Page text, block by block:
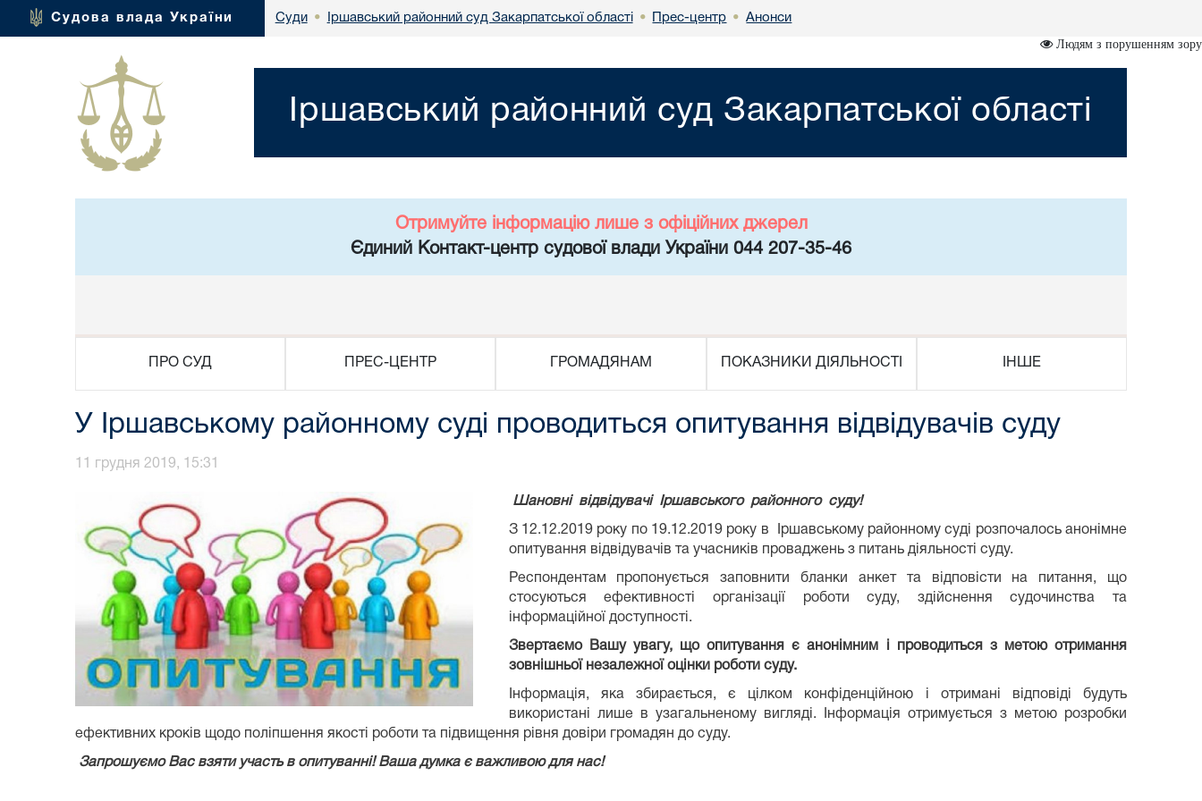
Судова влада України Суди • Іршавський районний суд Закарпатської області • Прес-центр • Анонси
Людям з порушенням зору
Іршавський районний суд Закарпатської області
Отримуйте інформацію лише з офіційних джерел
Єдиний Контакт-центр судової влади України 044 207-35-46
ПРО СУД ПРЕС-ЦЕНТР ГРОМАДЯНАМ ПОКАЗНИКИ ДІЯЛЬНОСТІ ІНШЕ
У Іршавському районному суді проводиться опитування відвідувачів суду
11 грудня 2019, 15:31
Шановні відвідувачі Іршавського районного суду!
З 12.12.2019 року по 19.12.2019 року в Іршавському районному суді розпочалось анонімне
опитування відвідувачів та учасників проваджень з питань діяльності суду.
Респондентам пропонується заповнити бланки анкет та відповісти на питання, що
стосуються ефективності організації роботи суду, здійснення судочинства та
інформаційної доступності.
Звертаємо Вашу увагу, що опитування є анонімним і проводиться з метою отримання
зовнішньої незалежної оцінки роботи суду.
Інформація, яка збирається, є цілком конфіденційною і отримані відповіді будуть
використані лише в узагальненому вигляді. Інформація отримується з метою розробки
ефективних кроків щодо поліпшення якості роботи та підвищення рівня довіри громадян до суду.
Запрошуємо Вас взяти участь в опитуванні! Ваша думка є важливою для нас!